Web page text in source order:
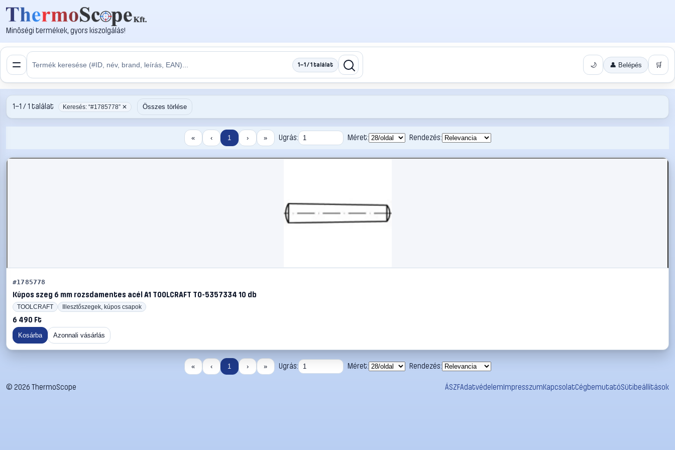
Minőségi termékek, gyors kiszolgálás!
1–1 / 1 találat 🌙 👤 Belépés 🛒
1–1 / 1 találat Keresés: “#1785778” ✕ Összes törlése
« ‹ 1 › » Ugrás: Méret: Rendezés:
#1785778
Kúpos szeg 6 mm rozsdamentes acél A1 TOOLCRAFT TO-5357334 10 db
TOOLCRAFT Illesztőszegek, kúpos csapok
6 490 Ft
Kosárba Azonnali vásárlás
« ‹ 1 › » Ugrás: Méret: Rendezés:
© 2026 ThermoScope ÁSZFAdatvédelemImpresszumKapcsolatCégbemutatóSütibeállítások